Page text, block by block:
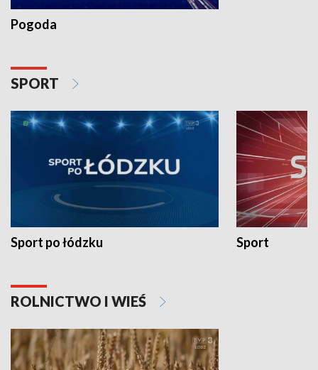
Pogoda
SPORT
Sport po łódzku Sport
ROLNICTWO I WIEŚ